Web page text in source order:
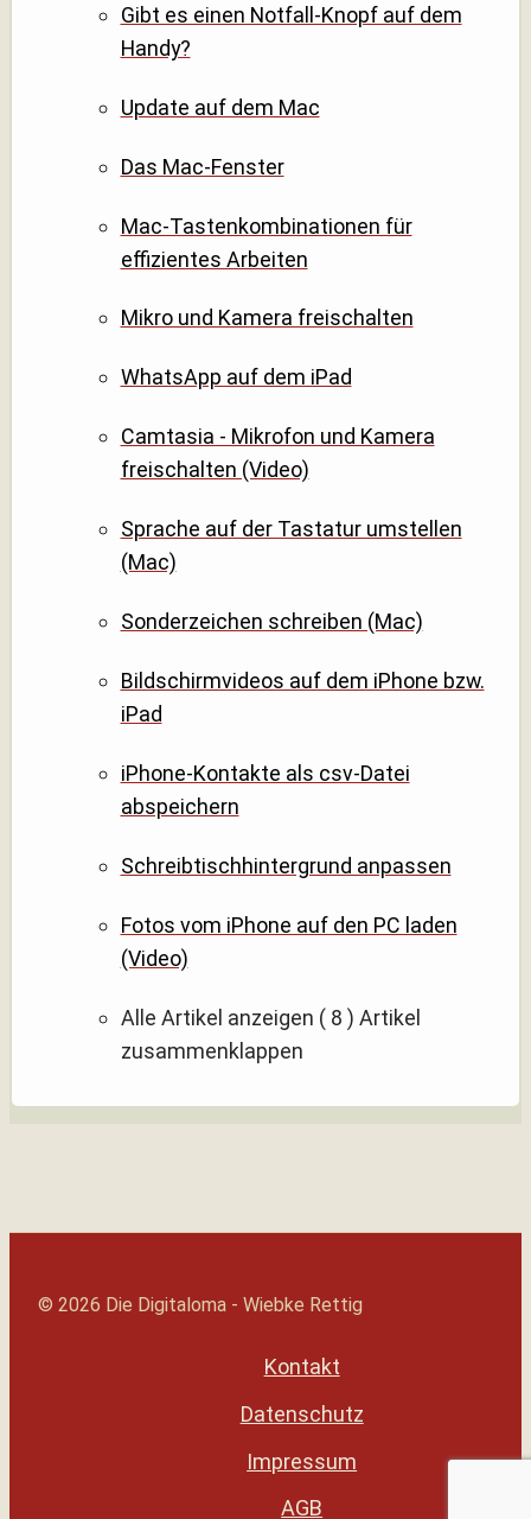
Gibt es einen Notfall-Knopf auf dem
Handy?
Update auf dem Mac
Das Mac-Fenster
Mac-Tastenkombinationen für
effizientes Arbeiten
Mikro und Kamera freischalten
WhatsApp auf dem iPad
Camtasia - Mikrofon und Kamera
freischalten (Video)
Sprache auf der Tastatur umstellen
(Mac)
Sonderzeichen schreiben (Mac)
Bildschirmvideos auf dem iPhone bzw.
iPad
iPhone-Kontakte als csv-Datei
abspeichern
Schreibtischhintergrund anpassen
Fotos vom iPhone auf den PC laden
(Video)
Alle Artikel anzeigen ( 8 ) Artikel
zusammenklappen
© 2026 Die Digitaloma - Wiebke Rettig
Kontakt
Datenschutz
Impressum
AGB